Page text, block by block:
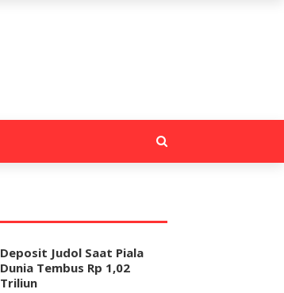
Deposit Judol Saat Piala
Dunia Tembus Rp 1,02
Triliun